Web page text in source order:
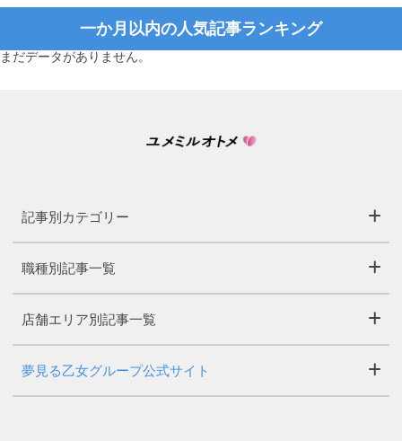
一か月以内の人気記事ランキング
まだデータがありません。
記事別カテゴリー
職種別記事一覧
店舗エリア別記事一覧
夢見る乙女グループ公式サイト